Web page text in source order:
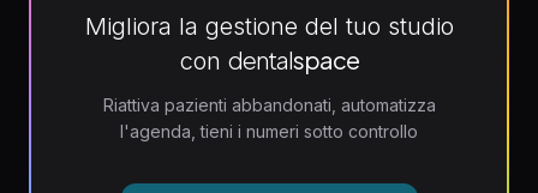
Migliora la gestione del tuo studio
con dentalspace
Riattiva pazienti abbandonati, automatizza
l'agenda, tieni i numeri sotto controllo